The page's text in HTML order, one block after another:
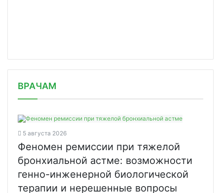
ВРАЧАМ
5 августа 2026
Феномен ремиссии при тяжелой
бронхиальной астме: возможности
генно-инженерной биологической
терапии и нерешенные вопросы